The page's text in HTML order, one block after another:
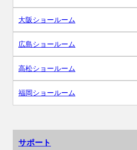
大阪ショールーム
広島ショールーム
高松ショールーム
福岡ショールーム
サポート